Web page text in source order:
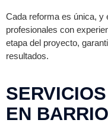
Cada reforma es única, y
profesionales con
etapa del proyecto,
resultados.
EN